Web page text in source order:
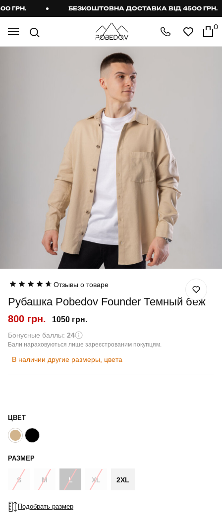
БЕЗКОШТОВНА ДОСТАВКА ВІД 4500 ГРН.
0
Отзывы о товаре
Рубашка Pobedov Founder Темный беж
800 грн. 1050 грн.
Бонусные баллы: 24
Бали нараховуються лише зареєстрованим покупцям.
В наличии другие размеры, цвета
ЦВЕТ
РАЗМЕР
S M L XL 2XL
Подобрать размер